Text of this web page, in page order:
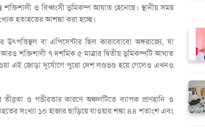
ও বিধ্বংসী ভূমিকম্প আঘাত হেনেছে। স্থানীয় সময়
হতাহতের আশঙ্কা করা হচ্ছে।
বা এপিসেন্টার ছিল কারাবোবো অঙ্গরাজ্যে, যা
শক্তিশালী ৭ দশমিক ৫ মাত্রার দ্বিতীয় ভূমিকম্পটি আঘাত
এই জোড়া দুর্যোগে পুরো দেশ লণ্ডভণ্ড হয়ে গেলেও এখনও
ও গভীরতার কারণে অঞ্চলটিতে ব্যাপক প্রাণহানি ও
সংখ্যা ১০ হাজার ছাড়িয়ে যাওয়ার শঙ্কা ৪৪ শতাংশ এবং